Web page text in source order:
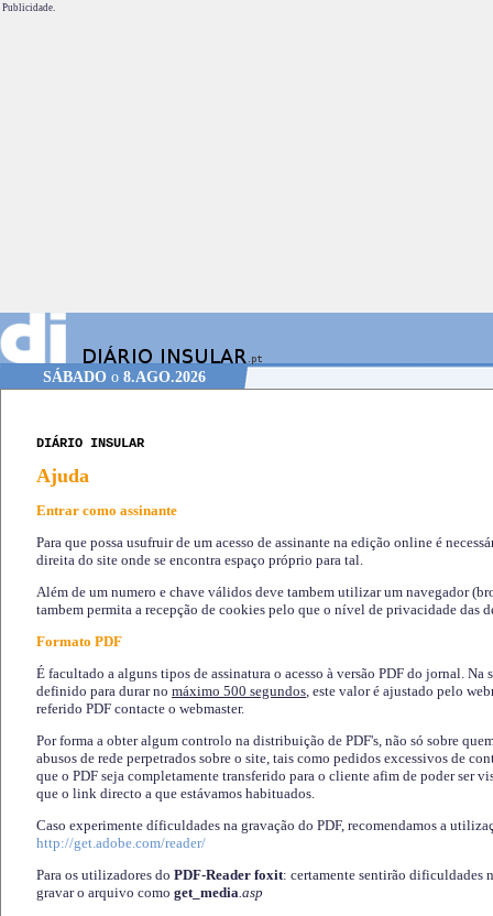
Publicidade.
SÁBADOo 8.AGO.2026
DIÁRIO INSULAR
Ajuda
Entrar como assinante
Para que possa usufruir de um acesso de assinante na edição online é
direita do site onde se encontra espaço próprio para tal.
Além de um numero e chave válidos deve tambem utilizar um navegador
tambem permita a recepção de cookies pelo que o nível de privacidade das
Formato PDF
É facultado a alguns tipos de assinatura o acesso à versão PDF do jornal. Na
definido para durar no máximo 500 segundos, este valor é ajustado pelo
referido PDF contacte o webmaster.
Por forma a obter algum controlo na distribuição de PDF's, não só sobre
abusos de rede perpetrados sobre o site, tais como pedidos excessivos de
que o PDF seja completamente transferido para o cliente afim de poder ser
que o link directo a que estávamos habituados.
Caso experimente díficuldades na gravação do PDF, recomendamos a
http://get.adobe.com/reader/
Para os utilizadores do PDF-Reader foxit: certamente sentirão dificuldades
gravar o arquivo como get_media.asp